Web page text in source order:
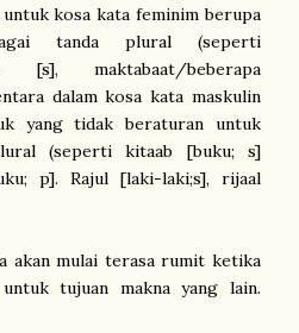
kosa kata feminim berupa
tanda plural (seperti
[s], maktabaat/beberapa
dalam kosa kata maskulin
yang tidak beraturan untuk
(seperti kitaab [buku; s]
p]. Rajul [laki-laki;s], rijaal
akan mulai terasa rumit ketika
tujuan makna yang lain.